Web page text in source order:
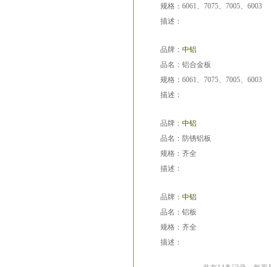
规格：6061、7075、7005、6003
描述：
品牌： 中铝
品名：铝合金板
规格：6061、7075、7005、6003
描述：
品牌： 中铝
品名：防锈铝板
规格：齐全
描述：
品牌： 中铝
品名：铝板
规格：齐全
描述：